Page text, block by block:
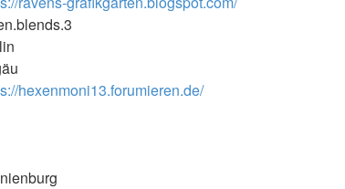
hexenmoni13.forumieren.de/